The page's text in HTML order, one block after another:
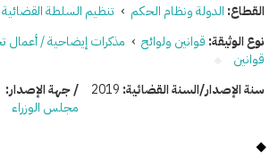
القطاع: الدولة ونظام الحكم › تنظيم السلطة القضائية
نوع الوثيقة: قوانين ولوائح › مذكرات إيضاحية /
قوانين
سنة الإصدار/السنة القضائية: 2019
/ جهة الإصدار:
مجلس الوزراء